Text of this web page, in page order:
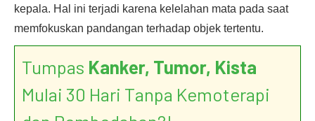
kepala. Hal ini terjadi karena kelelahan mata pada saat
memfokuskan pandangan terhadap objek tertentu.
Tumpas Kanker, Tumor, Kista
Mulai 30 Hari Tanpa Kemoterapi